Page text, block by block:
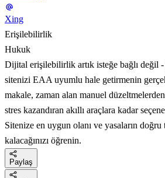
Xing
Erişilebilirlik
Hukuk
Dijital erişilebilirlik artık isteğe bağlı değil
sitenizi EAA uyumlu hale getirmenin
makale, zaman alan manuel
stres kazandıran akıllı araçlara kadar
Sitenize en uygun olanı ve yasaların doğru
kalacağınızı öğrenin.
Paylaş